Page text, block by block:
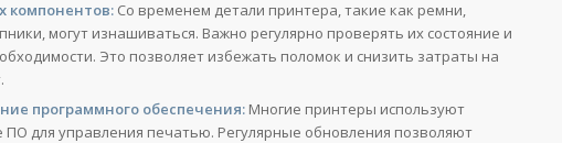
компонентов: Со временем детали принтера, такие как ремни,
могут изнашиваться. Важно регулярно проверять их состояние и
Это позволяет избежать поломок и снизить затраты на
программного обеспечения: Многие принтеры используют
ПО для управления печатью. Регулярные обновления позволяют